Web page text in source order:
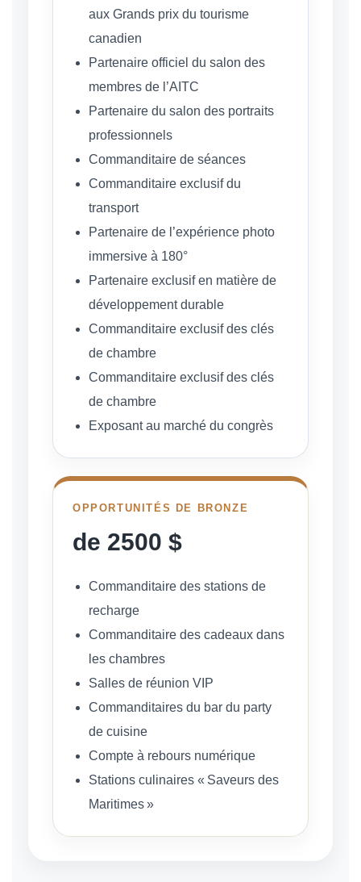
aux Grands prix du tourisme
canadien
Partenaire officiel du salon des
membres de l’AITC
Partenaire du salon des portraits
professionnels
Commanditaire de séances
Commanditaire exclusif du
transport
Partenaire de l’expérience photo
immersive à 180°
Partenaire exclusif en matière de
développement durable
Commanditaire exclusif des clés
de chambre
Commanditaire exclusif des clés
de chambre
Exposant au marché du congrès
OPPORTUNITÉS DE BRONZE
de 2500 $
Commanditaire des stations de
recharge
Commanditaire des cadeaux dans
les chambres
Salles de réunion VIP
Commanditaires du bar du party
de cuisine
Compte à rebours numérique
Stations culinaires « Saveurs des
Maritimes »